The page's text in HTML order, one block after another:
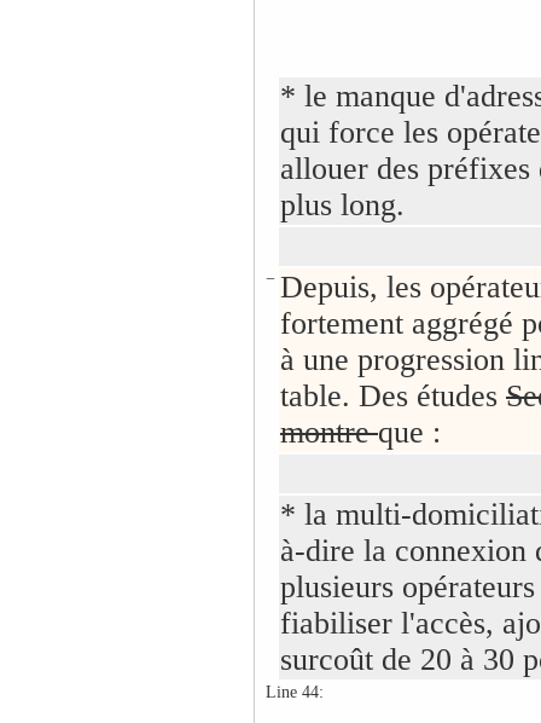
* le manque
qui force les
allouer des préfixes
plus long.
− Depuis, les
fortement aggrégé
à une progression
table. Des études
montreque :
* la multi-
à-dire la connexion
plusieurs
fiabiliser l'accès,
surcoût de 20 à 30
Line 44: